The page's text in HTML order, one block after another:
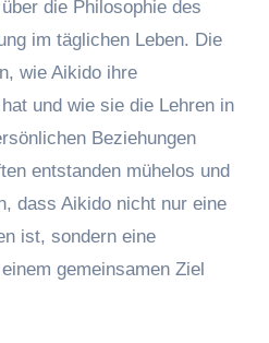
die Philosophie des
im täglichen Leben. Die
wie Aikido ihre
und wie sie die Lehren in
Beziehungen
entstanden mühelos und
dass Aikido nicht nur eine
ist, sondern eine
gemeinsamen Ziel